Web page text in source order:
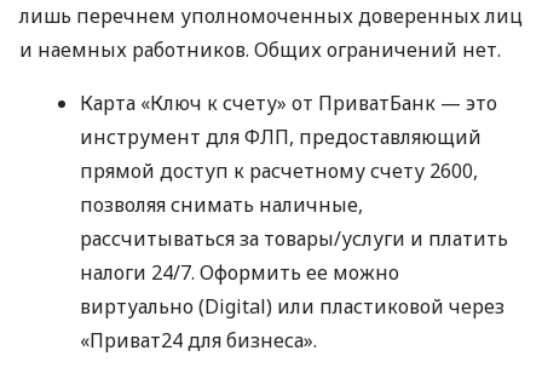
лишь перечнем уполномоченных доверенных лиц
и наемных работников. Общих ограничений нет.
Карта «Ключ к счету» от ПриватБанк — это
инструмент для ФЛП, предоставляющий
прямой доступ к расчетному счету 2600,
позволяя снимать наличные,
рассчитываться за товары/услуги и платить
налоги 24/7. Оформить ее можно
виртуально (Digital) или пластиковой через
«Приват24 для бизнеса».